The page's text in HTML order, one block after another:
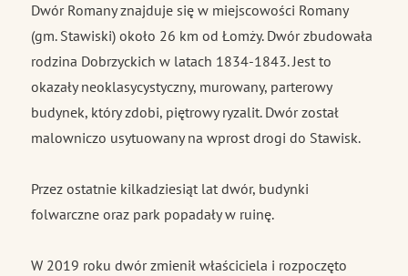
Dwór Romany znajduje się w miejscowości Romany
(gm. Stawiski) około 26 km od Łomży. Dwór zbudowała
rodzina Dobrzyckich w latach 1834-1843. Jest to
okazały neoklasycystyczny, murowany, parterowy
budynek, który zdobi, piętrowy ryzalit. Dwór został
malowniczo usytuowany na wprost drogi do Stawisk.
Przez ostatnie kilkadziesiąt lat dwór, budynki
folwarczne oraz park popadały w ruinę.
W 2019 roku dwór zmienił właściciela i rozpoczęto